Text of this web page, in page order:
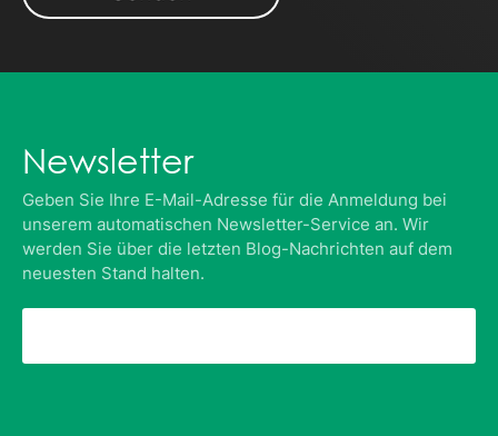
Newsletter
Geben Sie Ihre E-Mail-Adresse für die Anmeldung bei
unserem automatischen Newsletter-Service an. Wir
werden Sie über die letzten Blog-Nachrichten auf dem
neuesten Stand halten.